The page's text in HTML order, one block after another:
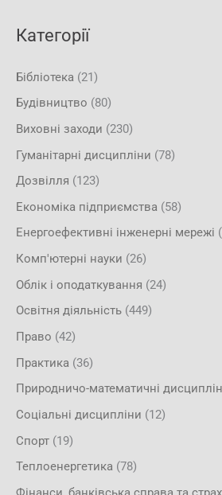
Категорії
Бібліотека (21)
Будівництво (80)
Виховні заходи (230)
Гуманітарні дисципліни (78)
Дозвілля (123)
Економіка підприємства (58)
Енергоефективні інженерні мережі
Комп'ютерні науки (26)
Облік і оподаткування (24)
Освітня діяльність (449)
Право (42)
Практика (36)
Природничо-математичні
Соціальні дисципліни (12)
Спорт (19)
Теплоенергетика (78)